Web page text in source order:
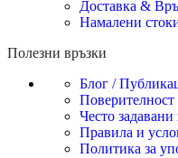
Доставка &
Намалени
Полезни връзки
Блог /
Поверителност
Често
Правила и
Политика за